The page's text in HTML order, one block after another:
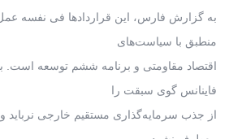
به گزارش فارس، این قراردادها فی نفسه
منطبق با سیاست‌های
اقتصاد مقاومتی و برنامه ششم توسعه است.
فاینانس گوی سبقت را
از جذب سرمایه‌گذاری مستقیم خارجی نرباید و